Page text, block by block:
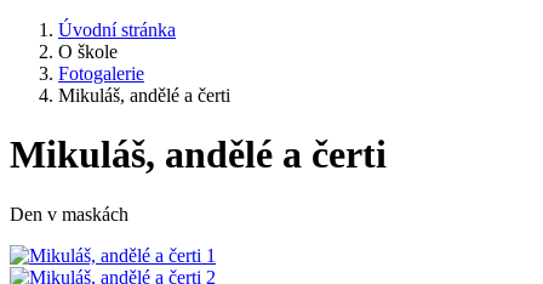
Úvodní stránka
O škole
Fotogalerie
Mikuláš, andělé a čerti
Mikuláš, andělé a čerti
Den v maskách